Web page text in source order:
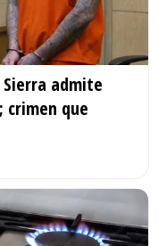
admite
crimen que